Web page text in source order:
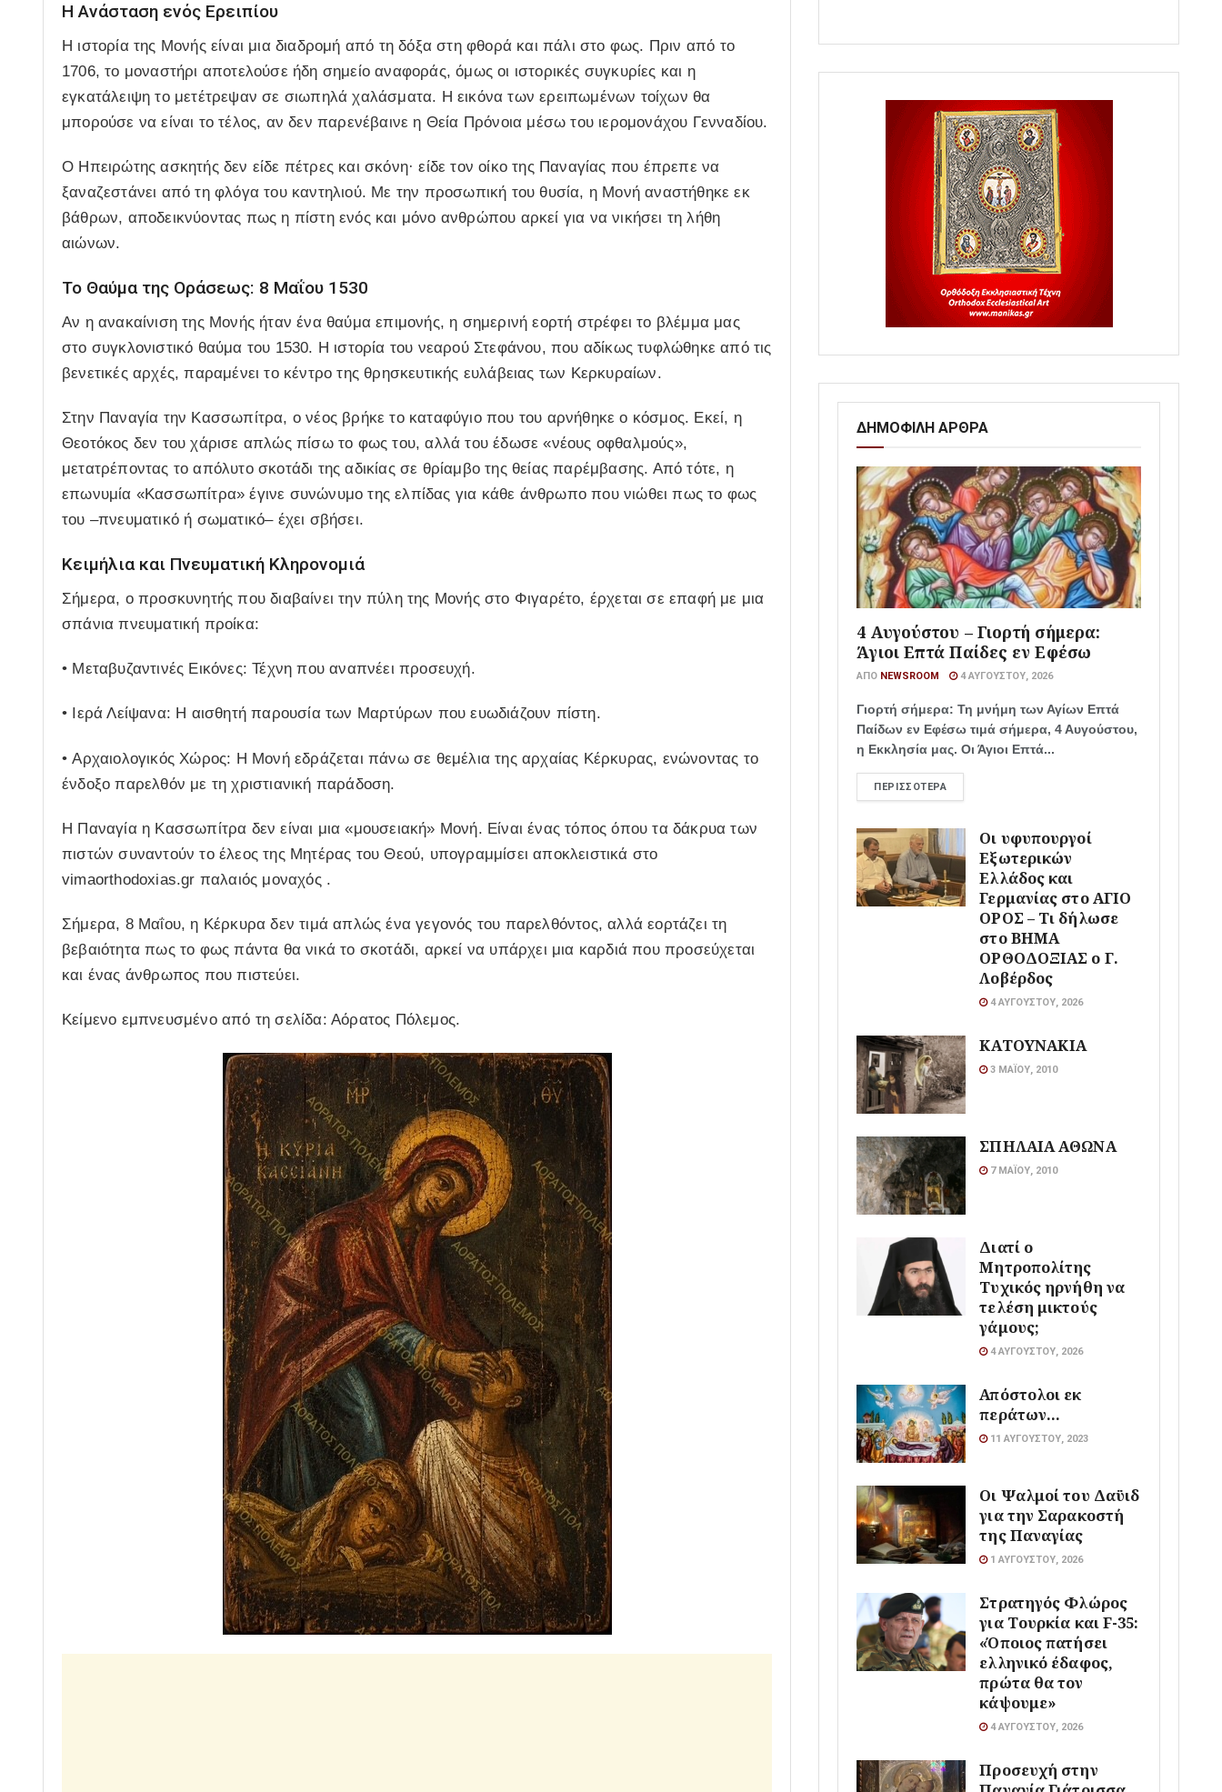
Η Ανάσταση ενός Ερειπίου
Η ιστορία της Μονής είναι μια διαδρομή από τη δόξα στη φθορά και πάλι στο φως. Πριν από το
1706, το μοναστήρι αποτελούσε ήδη σημείο αναφοράς, όμως οι ιστορικές συγκυρίες και η
εγκατάλειψη το μετέτρεψαν σε σιωπηλά χαλάσματα. Η εικόνα των ερειπωμένων τοίχων θα
μπορούσε να είναι το τέλος, αν δεν παρενέβαινε η Θεία Πρόνοια μέσω του ιερομονάχου Γενναδίου.
Ο Ηπειρώτης ασκητής δεν είδε πέτρες και σκόνη· είδε τον οίκο της Παναγίας που έπρεπε να
ξαναζεστάνει από τη φλόγα του καντηλιού. Με την προσωπική του θυσία, η Μονή αναστήθηκε εκ
βάθρων, αποδεικνύοντας πως η πίστη ενός και μόνο ανθρώπου αρκεί για να νικήσει τη λήθη
αιώνων.
Το Θαύμα της Οράσεως: 8 Μαΐου 1530
Αν η ανακαίνιση της Μονής ήταν ένα θαύμα επιμονής, η σημερινή εορτή στρέφει το βλέμμα μας
στο συγκλονιστικό θαύμα του 1530. Η ιστορία του νεαρού Στεφάνου, που αδίκως τυφλώθηκε από τις
βενετικές αρχές, παραμένει το κέντρο της θρησκευτικής ευλάβειας των Κερκυραίων.
Στην Παναγία την Κασσωπίτρα, ο νέος βρήκε το καταφύγιο που του αρνήθηκε ο κόσμος. Εκεί, η
Θεοτόκος δεν του χάρισε απλώς πίσω το φως του, αλλά του έδωσε «νέους οφθαλμούς»,
μετατρέποντας το απόλυτο σκοτάδι της αδικίας σε θρίαμβο της θείας παρέμβασης. Από τότε, η
επωνυμία «Κασσωπίτρα» έγινε συνώνυμο της ελπίδας για κάθε άνθρωπο που νιώθει πως το φως
του –πνευματικό ή σωματικό– έχει σβήσει.
Κειμήλια και Πνευματική Κληρονομιά
Σήμερα, ο προσκυνητής που διαβαίνει την πύλη της Μονής στο Φιγαρέτο, έρχεται σε επαφή με μια
σπάνια πνευματική προίκα:
• Μεταβυζαντινές Εικόνες: Τέχνη που αναπνέει προσευχή.
• Ιερά Λείψανα: Η αισθητή παρουσία των Μαρτύρων που ευωδιάζουν πίστη.
•Αρχαιολογικός Χώρος: Η Μονή εδράζεται πάνω σε θεμέλια της αρχαίας Κέρκυρας, ενώνοντας το
ένδοξο παρελθόν με τη χριστιανική παράδοση.
Η Παναγία η Κασσωπίτρα δεν είναι μια «μουσειακή» Μονή. Είναι ένας τόπος όπου τα δάκρυα των
πιστών συναντούν το έλεος της Μητέρας του Θεού, υπογραμμίσει αποκλειστικά στο
vimaorthodoxias.gr παλαιός μοναχός .
Σήμερα, 8 Μαΐου, η Κέρκυρα δεν τιμά απλώς ένα γεγονός του παρελθόντος, αλλά εορτάζει τη
βεβαιότητα πως το φως πάντα θα νικά το σκοτάδι, αρκεί να υπάρχει μια καρδιά που προσεύχεται
και ένας άνθρωπος που πιστεύει.
Κείμενο εμπνευσμένο από τη σελίδα: Αόρατος Πόλεμος.
ΔΗΜΟΦΙΛΗ ΑΡΘΡΑ
4 Αυγούστου – Γιορτή σήμερα:
Άγιοι Επτά Παίδες εν Εφέσω
ΑΠΌ NEWSROOM 4 ΑΥΓΟΎΣΤΟΥ, 2026
Γιορτή σήμερα: Τη μνήμη των Αγίων Επτά
Παίδων εν Εφέσω τιμά σήμερα, 4 Αυγούστου,
η Εκκλησία μας. Οι Άγιοι Επτά...
ΠΕΡΙΣΣΌΤΕΡΑ
Οι υφυπουργοί
Εξωτερικών
Ελλάδος και
Γερμανίας στο ΑΓΙΟ
ΟΡΟΣ – Τι δήλωσε
στο ΒΗΜΑ
ΟΡΘΟΔΟΞΙΑΣ ο Γ.
Λοβέρδος
4 ΑΥΓΟΎΣΤΟΥ, 2026
ΚΑΤΟΥΝΑΚΙΑ
3 ΜΑΪ́ΟΥ, 2010
ΣΠΗΛΑΙΑ ΑΘΩΝΑ
7 ΜΑΪ́ΟΥ, 2010
Διατί ο
Μητροπολίτης
Τυχικός ηρνήθη να
τελέση μικτούς
γάμους;
4 ΑΥΓΟΎΣΤΟΥ, 2026
Απόστολοι εκ
περάτων…
11 ΑΥΓΟΎΣΤΟΥ, 2023
Οι Ψαλμοί του Δαϋιδ
για την Σαρακοστή
της Παναγίας
1 ΑΥΓΟΎΣΤΟΥ, 2026
Στρατηγός Φλώρος
για Τουρκία και F-35:
«Όποιος πατήσει
ελληνικό έδαφος,
πρώτα θα τον
κάψουμε»
4 ΑΥΓΟΎΣΤΟΥ, 2026
Προσευχή στην